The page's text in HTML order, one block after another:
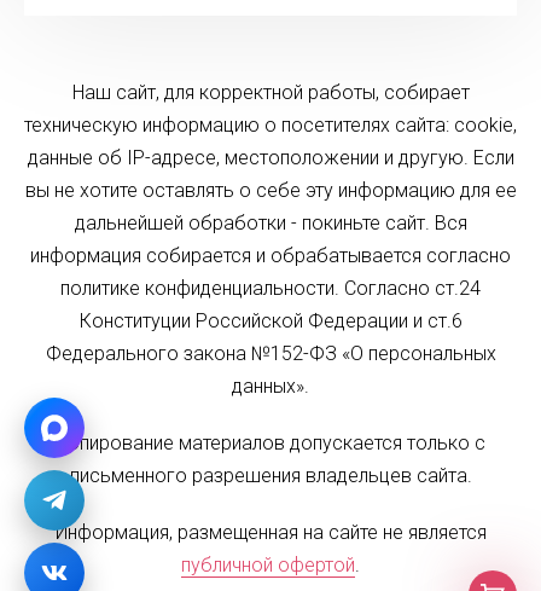
Наш сайт, для корректной работы, собирает
техническую информацию о посетителях сайта: cookie,
данные об IP-адресе, местоположении и другую. Если
вы не хотите оставлять о себе эту информацию для ее
дальнейшей обработки - покиньте сайт. Вся
информация собирается и обрабатывается согласно
политике конфиденциальности. Согласно ст.24
Конституции Российской Федерации и ст.6
Федерального закона №152-ФЗ «О персональных
данных».
Копирование материалов допускается только с
письменного разрешения владельцев сайта.
Информация, размещенная на сайте не является
публичной офертой.